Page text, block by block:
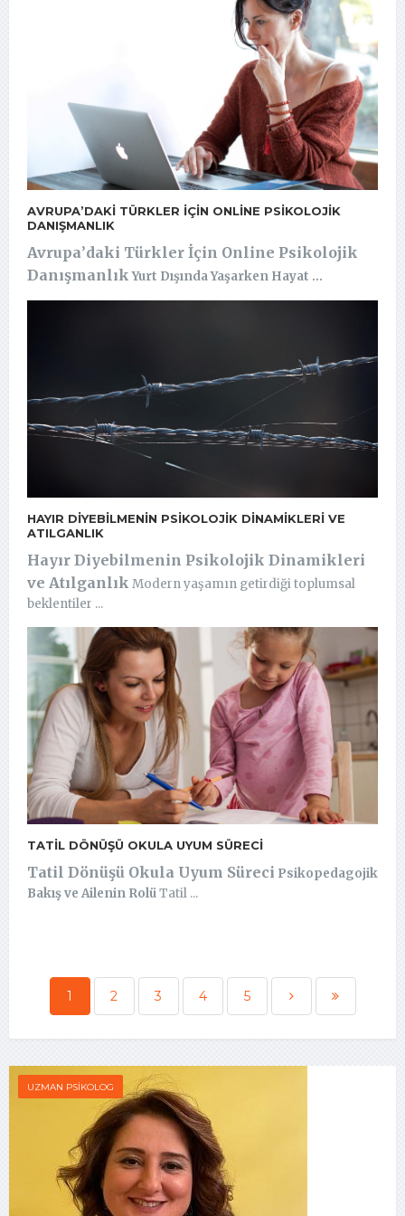
AVRUPA’DAKI TÜRKLER İÇIN ONLINE PSIKOLOJIK
DANIŞMANLIK
Avrupa’daki Türkler İçin Online Psikolojik
Danışmanlık Yurt Dışında Yaşarken Hayat ...
HAYIR DIYEBILMENIN PSIKOLOJIK DINAMIKLERI VE
ATILGANLIK
Hayır Diyebilmenin Psikolojik Dinamikleri
ve Atılganlık Modern yaşamın getirdiği toplumsal
beklentiler ...
TATIL DÖNÜŞÜ OKULA UYUM SÜRECI
Tatil Dönüşü Okula Uyum Süreci Psikopedagojik
Bakış ve Ailenin RolüTatil ...
1 2 3 4 5
UZMAN PSIKOLOG